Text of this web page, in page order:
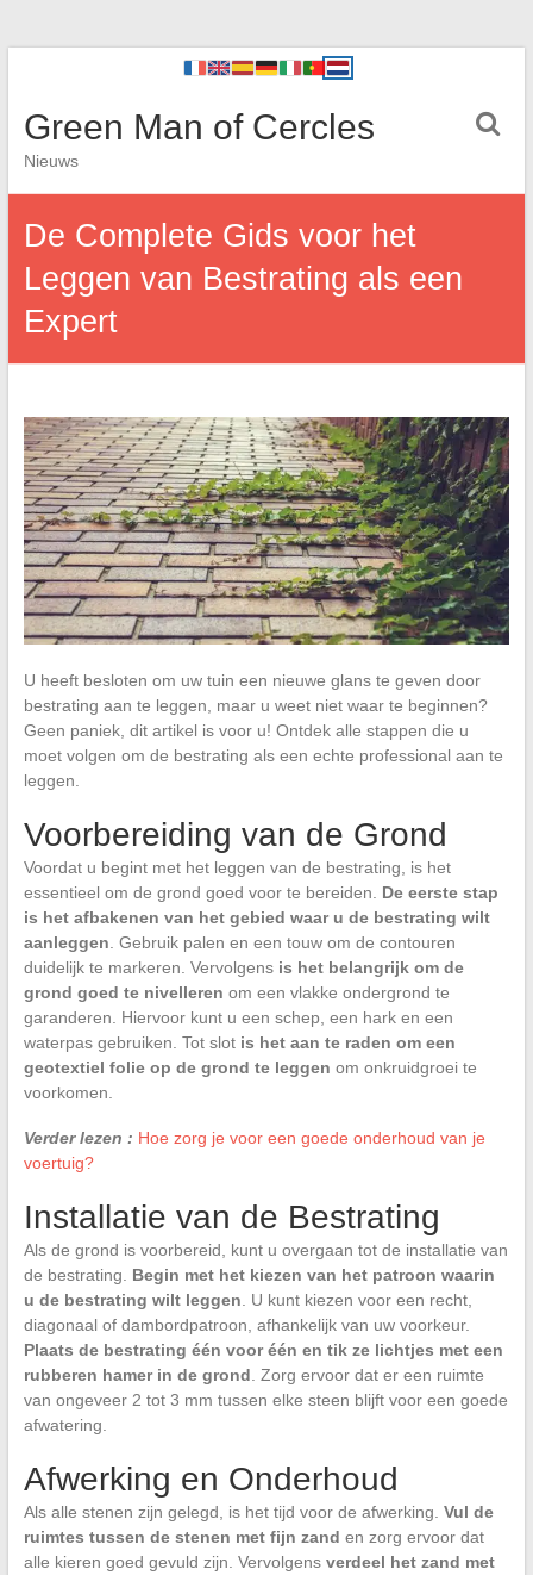
Green Man of Cercles
Nieuws
De Complete Gids voor het
Leggen van Bestrating als een
Expert
U heeft besloten om uw tuin een nieuwe glans te geven door
bestrating aan te leggen, maar u weet niet waar te beginnen?
Geen paniek, dit artikel is voor u! Ontdek alle stappen die u
moet volgen om de bestrating als een echte professional aan te
leggen.
Voorbereiding van de Grond
Voordat u begint met het leggen van de bestrating, is het
essentieel om de grond goed voor te bereiden. De eerste stap
is het afbakenen van het gebied waar u de bestrating wilt
aanleggen . Gebruik palen en een touw om de contouren
duidelijk te markeren. Vervolgens is het belangrijk om de
grond goed te nivelleren om een vlakke ondergrond te
garanderen. Hiervoor kunt u een schep, een hark en een
waterpas gebruiken. Tot slot is het aan te raden om een
geotextiel folie op de grond te leggen om onkruidgroei te
voorkomen.
Verder lezen : Hoe zorg je voor een goede onderhoud van je
voertuig?
Installatie van de Bestrating
Als de grond is voorbereid, kunt u overgaan tot de installatie van
de bestrating. Begin met het kiezen van het patroon waarin
u de bestrating wilt leggen . U kunt kiezen voor een recht,
diagonaal of dambordpatroon, afhankelijk van uw voorkeur.
Plaats de bestrating één voor één en tik ze lichtjes met een
rubberen hamer in de grond . Zorg ervoor dat er een ruimte
van ongeveer 2 tot 3 mm tussen elke steen blijft voor een goede
afwatering.
Afwerking en Onderhoud
Als alle stenen zijn gelegd, is het tijd voor de afwerking. Vul de
ruimtes tussen de stenen met fijn zand en zorg ervoor dat
alle kieren goed gevuld zijn. Vervolgens verdeel het zand met